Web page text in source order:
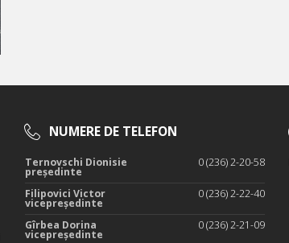
NUMERE DE TELEFON
Ternovschi Dionisie
președinte
0 (236) 2-20-58
Filipovici Victor
vicepreședinte
0 (236) 2-22-40
Gîrbea Dorina
vicepreședinte
0 (236) 2-21-09